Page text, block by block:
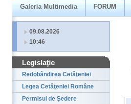
Galeria Multimedia FORUM
09.08.2026
10:46
Legislaţie
Redobândirea Cetăţeniei
Legea Cetăţeniei Române
Permisul de Şedere